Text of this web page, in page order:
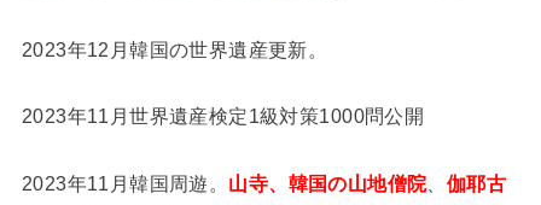
2023年12月韓国の世界遺産更新。
2023年11月世界遺産検定1級対策1000問公開
2023年11月韓国周遊。 山寺、韓国の山地僧院、 伽耶古